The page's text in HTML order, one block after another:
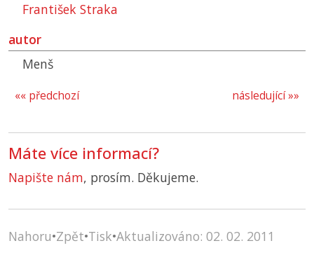
František Straka
autor
Menš
následující »»
«« předchozí
Máte více informací?
Napište nám, prosím. Děkujeme.
Nahoru•Zpět•Tisk•Aktualizováno: 02. 02. 2011